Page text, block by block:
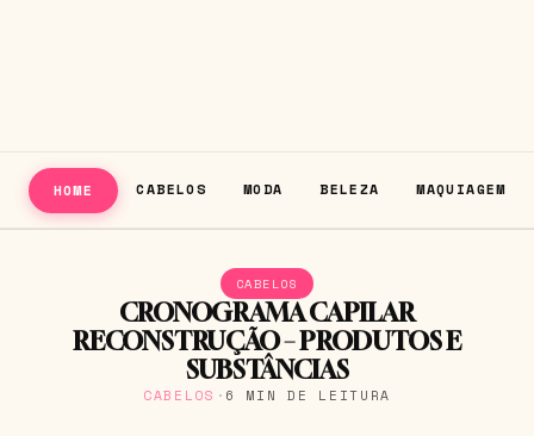
HOME CABELOS MODA BELEZA MAQUIAGEM
CABELOS
CRONOGRAMA CAPILAR
RECONSTRUÇÃO – PRODUTOS E
SUBSTÂNCIAS
CABELOS · 6 MIN DE LEITURA